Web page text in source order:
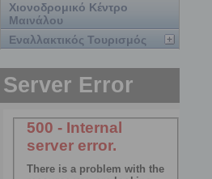
Χιονοδρομικό Κέντρο
Μαινάλου
Εναλλακτικός Τουρισμός